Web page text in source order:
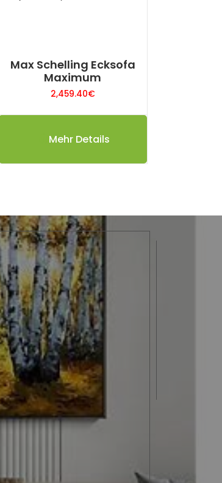
Max Schelling Ecksofa
Maximum
2,459.40€
Mehr Details